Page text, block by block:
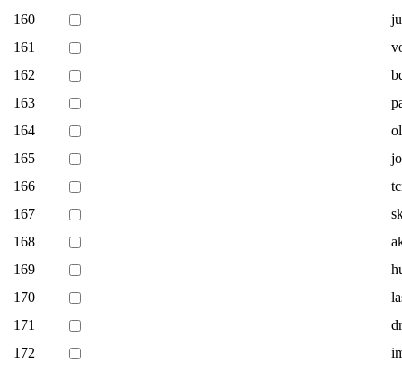
160
161
162
163
164
165
166
167
168
169
170
171
172